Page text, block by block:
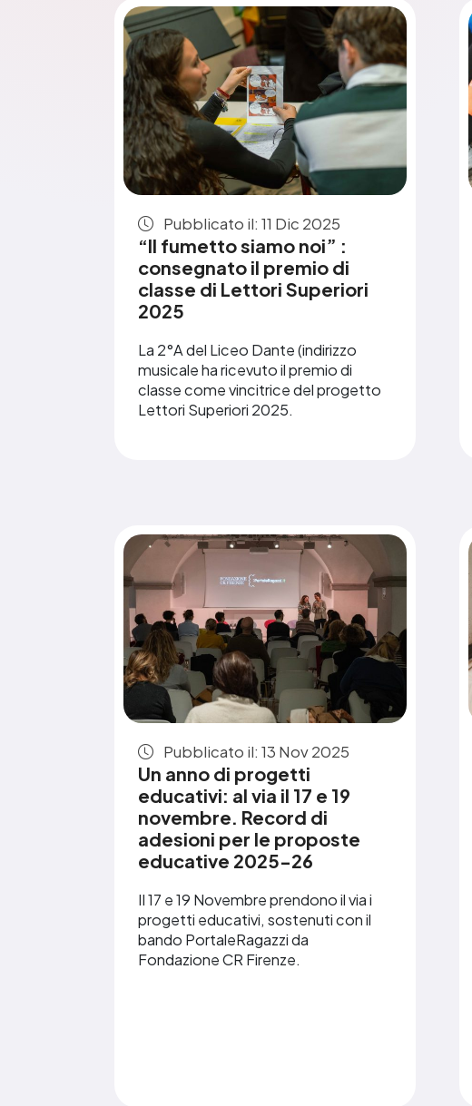
Pubblicato il: 11 Dic 2025
“Il fumetto siamo noi” :
consegnato il premio di
classe di Lettori Superiori
2025
La 2°A del Liceo Dante (indirizzo
musicale ha ricevuto il premio di
classe come vincitrice del progetto
Lettori Superiori 2025.
Pubblicato il: 13 Nov 2025
Un anno di progetti
educativi: al via il 17 e 19
novembre. Record di
adesioni per le proposte
educative 2025-26
Il 17 e 19 Novembre prendono il via i
progetti educativi, sostenuti con il
bando PortaleRagazzi da
Fondazione CR Firenze.